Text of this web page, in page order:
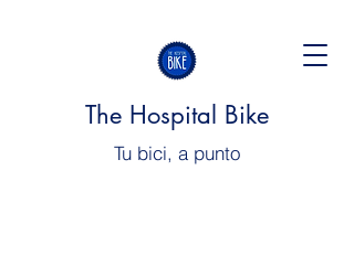
The Hospital Bike
Tu bici, a punto